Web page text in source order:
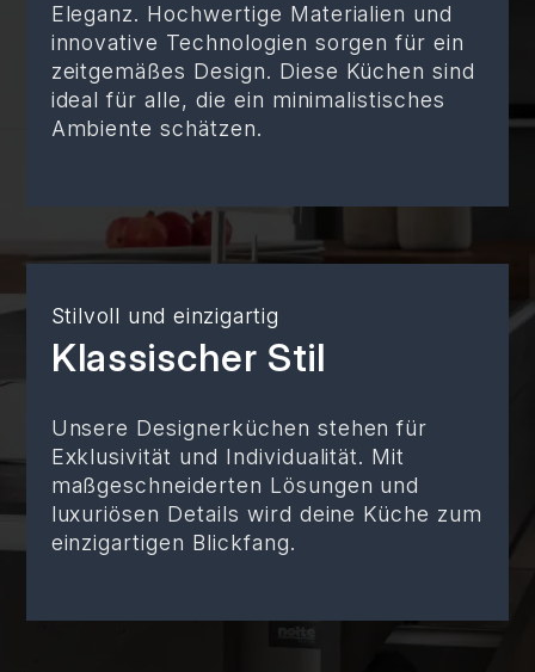
Eleganz. Hochwertige Materialien und
innovative Technologien sorgen für ein
zeitgemäßes Design. Diese Küchen sind
ideal für alle, die ein minimalistisches
Ambiente schätzen.
Stilvoll und einzigartig
Klassischer Stil
Unsere Designerküchen stehen für
Exklusivität und Individualität. Mit
maßgeschneiderten Lösungen und
luxuriösen Details wird deine Küche zum
einzigartigen Blickfang.